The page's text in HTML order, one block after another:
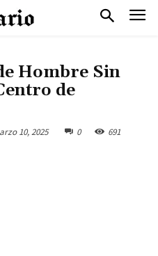
Hombre Sin
de
10, 2025 0 691